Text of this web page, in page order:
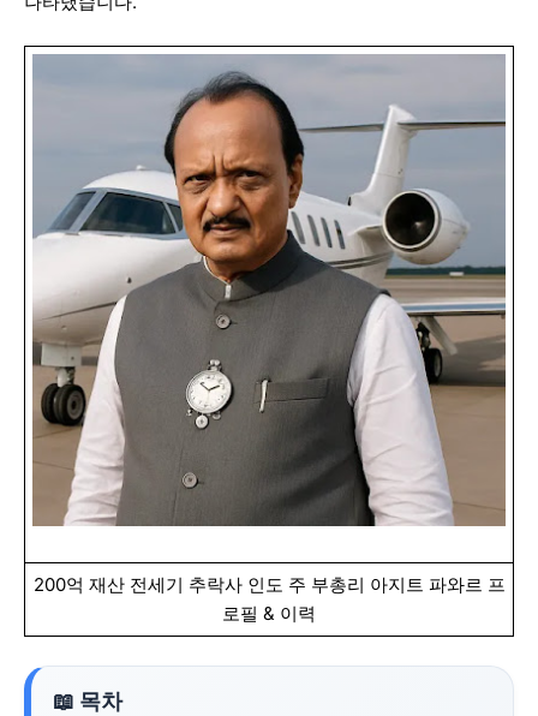
200억 재산 전세기 추락사 인도 주 부총리 아지트 파와르 프
로필 & 이력